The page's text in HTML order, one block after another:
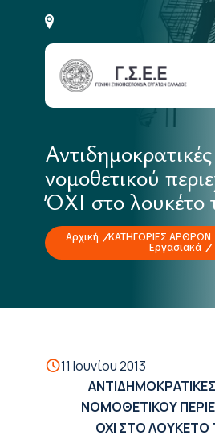
νομοθετικού
ΌΧΙ στο λουκέτο
Αρχική ΚΑΤΗΓΟΡΙΕΣ ΑΡΘΡΩΝ
Εργασιακά
11 Ιουνίου 2013
ΝΟΜΟΘΕΤΙΚΟΥ
ΟΧΙ ΣΤΟ ΛΟΥΚΕΤΟ